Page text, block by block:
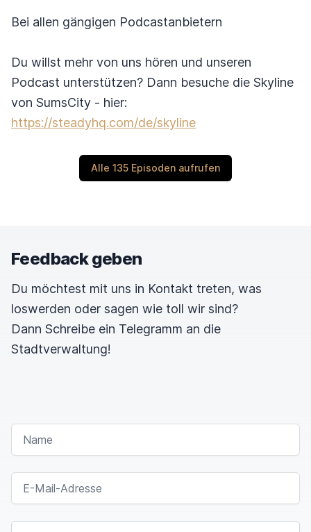
Bei allen gängigen Podcastanbietern
Du willst mehr von uns hören und unseren
Podcast unterstützen? Dann besuche die Skyline
von SumsCity - hier:
https://steadyhq.com/de/skyline
Alle 135 Episoden aufrufen
Feedback geben
Du möchtest mit uns in Kontakt treten, was
loswerden oder sagen wie toll wir sind?
Dann Schreibe ein Telegramm an die
Stadtverwaltung!
NAME
E-MAIL-ADRESSE
NACHRICHT